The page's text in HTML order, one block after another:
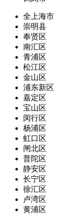
全上海市
崇明县
奉贤区
南汇区
青浦区
松江区
金山区
浦东新区
嘉定区
宝山区
闵行区
杨浦区
虹口区
闸北区
普陀区
静安区
长宁区
徐汇区
卢湾区
黄浦区